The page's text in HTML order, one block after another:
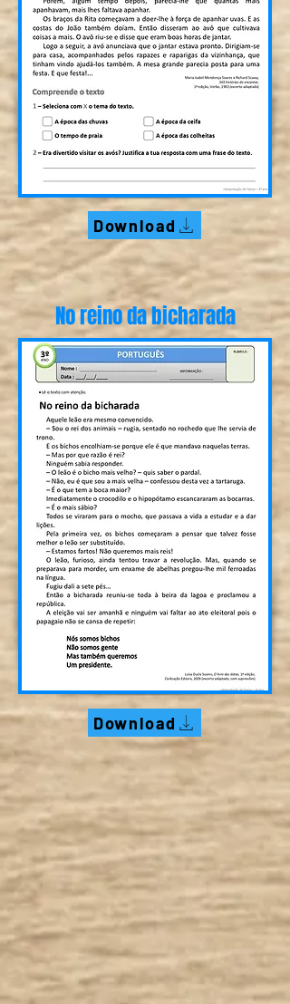
Download
No reino da bicharada
Download